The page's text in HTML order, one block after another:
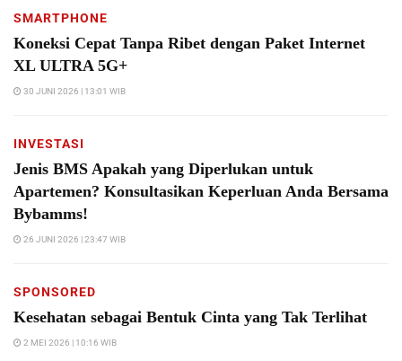
SMARTPHONE
Koneksi Cepat Tanpa Ribet dengan Paket Internet
XL ULTRA 5G+
30 JUNI 2026 | 13:01 WIB
INVESTASI
Jenis BMS Apakah yang Diperlukan untuk
Apartemen? Konsultasikan Keperluan Anda Bersama
Bybamms!
26 JUNI 2026 | 23:47 WIB
SPONSORED
Kesehatan sebagai Bentuk Cinta yang Tak Terlihat
2 MEI 2026 | 10:16 WIB